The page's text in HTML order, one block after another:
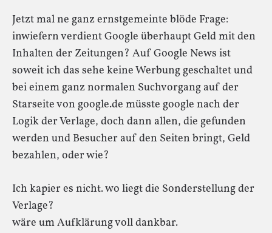
Jetzt mal ne ganz ernstgemeinte blöde Frage:
inwiefern verdient Google überhaupt Geld mit den
Inhalten der Zeitungen? Auf Google News ist
soweit ich das sehe keine Werbung geschaltet und
bei einem ganz normalen Suchvorgang auf der
Starseite von google.de müsste google nach der
Logik der Verlage, doch dann allen, die gefunden
werden und Besucher auf den Seiten bringt, Geld
bezahlen, oder wie?
Ich kapier es nicht. wo liegt die Sonderstellung der
Verlage?
wäre um Aufklärung voll dankbar.